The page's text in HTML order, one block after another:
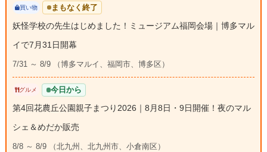
買い物 まもなく終了
妖怪学校の先生はじめました！ミュージアム福岡会場｜博多マル
イで7月31日開幕
7/31 ～ 8/9 （博多マルイ、福岡市、博多区）
グルメ 今日から
第4回花農丘公園親子まつり2026｜8月8日・9日開催！夜のマル
シェ＆めだか販売
8/8 ～ 8/9 （北九州、北九州市、小倉南区）